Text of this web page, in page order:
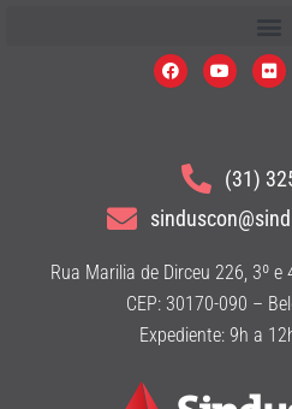
(31)
Rua Marilia de Dirceu 226, 3º
CEP: 30170-090 –
Expediente: 9h a